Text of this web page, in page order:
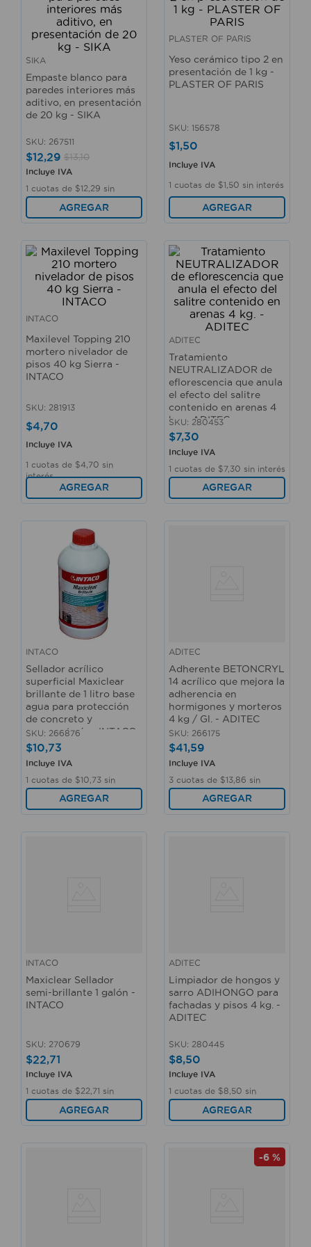
SIKA
Empaste blanco para
paredes interiores más
aditivo, en presentación
de 20 kg - SIKA
SKU: 267511
$12,29 $13,10
Incluye IVA
1 cuotas de $12 29 sin
interés
AGREGAR
PLASTER OF PARIS
Yeso cerámico tipo 2 en
presentación de 1 kg -
PLASTER OF PARIS
SKU: 156578
$1,50
Incluye IVA
1 cuotas de $1 50 sin interés
AGREGAR
INTACO
Maxilevel Topping 210
mortero nivelador de
pisos 40 kg Sierra -
INTACO
SKU: 281913
$4,70
Incluye IVA
1 cuotas de $4 70 sin
interés
AGREGAR
ADITEC
Tratamiento
NEUTRALIZADOR de
eflorescencia que anula
el efecto del salitre
contenido en arenas 4
kg. - ADITEC
SKU: 280453
$7,30
Incluye IVA
1 cuotas de $7, 30 sin interés
AGREGAR
INTACO
Sellador acrílico
superficial Maxiclear
brillante de 1 litro base
agua para protección
de concreto y
mampostería - INTACO
SKU: 266876
$10,73
Incluye IVA
1 cuotas de $10 73 sin
interés
AGREGAR
ADITEC
Adherente BETONCRYL
14 acrílico que mejora la
adherencia en
hormigones y morteros
4 kg / Gl. - ADITEC
SKU: 266175
$41,59
Incluye IVA
3 cuotas de $13 86 sin
interés
AGREGAR
INTACO
Maxiclear Sellador
semi-brillante 1 galón -
INTACO
SKU: 270679
$22,71
Incluye IVA
1 cuotas de $22 71 sin
interés
AGREGAR
ADITEC
Limpiador de hongos y
sarro ADIHONGO para
fachadas y pisos 4 kg. -
ADITEC
SKU: 280445
$8,50
Incluye IVA
1 cuotas de $8 50 sin
interés
AGREGAR
-6 %
fregadero